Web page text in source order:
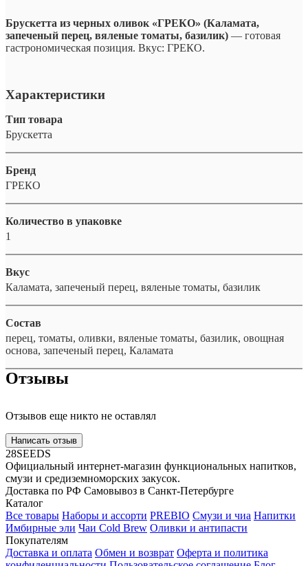
Брускетта из черных оливок «ГРЕКО» (Каламата,
запеченый перец, вяленые томаты, базилик) — готовая
гастрономическая позиция. Вкус: ГРЕКО.
Характеристики
Тип товара
Брускетта
Бренд
ГРЕКО
Количество в упаковке
1
Вкус
Каламата, запеченый перец, вяленые томаты, базилик
Состав
перец, томаты, оливки, вяленые томаты, базилик, овощная
основа, запеченый перец, Каламата
Отзывы
Отзывов еще никто не оставлял
Написать отзыв
28SEEDS
Официальный интернет-магазин функциональных напитков,
смузи и средиземноморских закусок.
Доставка по РФ Самовывоз в Санкт-Петербурге
Каталог
Все товары Наборы и ассорти PREBIO Смузи и чиа Напитки
Имбирные эли Чаи Cold Brew Оливки и антипасти
Покупателям
Доставка и оплата Обмен и возврат Оферта и политика